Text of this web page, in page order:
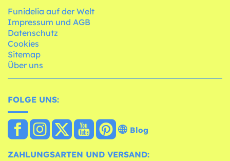
Funidelia auf der Welt
Impressum und AGB
Datenschutz
Cookies
Sitemap
Über uns
FOLGE UNS:
Blog
ZAHLUNGSARTEN UND VERSAND: